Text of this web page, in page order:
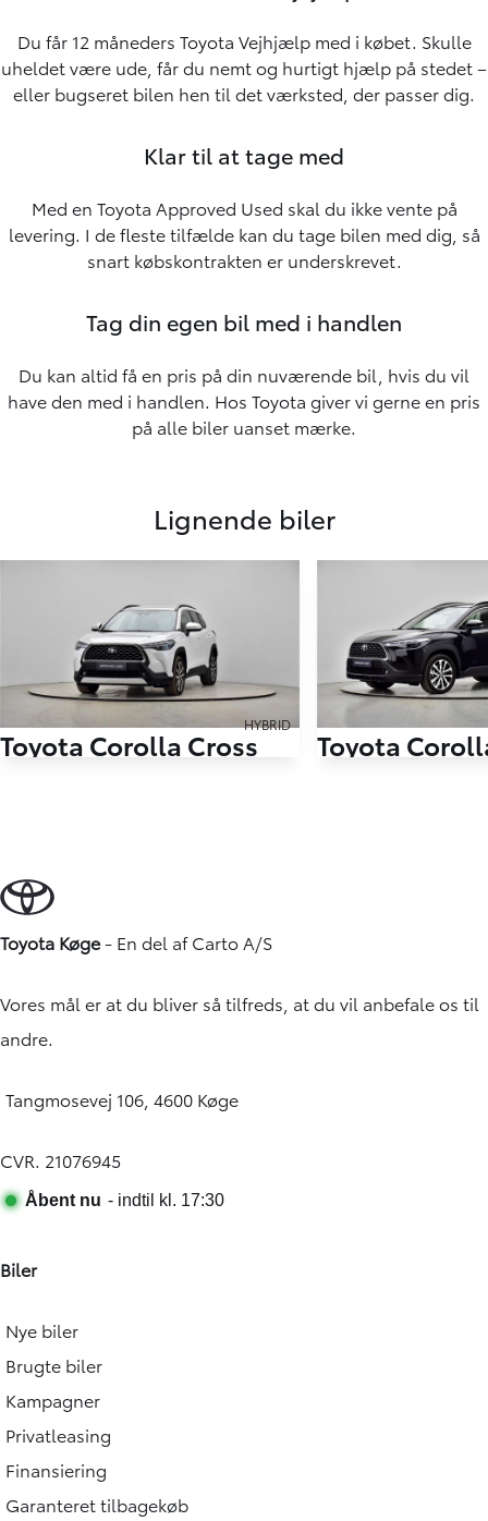
Du får 12 måneders Toyota Vejhjælp med i købet. Skulle
uheldet være ude, får du nemt og hurtigt hjælp på stedet –
eller bugseret bilen hen til det værksted, der passer dig.
Klar til at tage med
Med en Toyota Approved Used skal du ikke vente på
levering. I de fleste tilfælde kan du tage bilen med dig, så
snart købskontrakten er underskrevet.
Tag din egen bil med i handlen
Du kan altid få en pris på din nuværende bil, hvis du vil
have den med i handlen. Hos Toyota giver vi gerne en pris
på alle biler uanset mærke.
Lignende biler
HYBRID
Toyota Corolla Cross
KONTANT
Toyota
Toyota Køge- En del afCarto A/S
Vores mål er at du bliver så tilfreds, at du vil anbefale os til
andre.
Tangmosevej 106, 4600 Køge
CVR. 21076945
Biler
Nye biler
Brugte biler
Kampagner
Privatleasing
Finansiering
Garanteret tilbagekøb